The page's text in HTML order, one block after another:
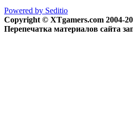
Powered by Seditio
Copyright © XTgamers.com 2004-
Перепечатка материалов сайта